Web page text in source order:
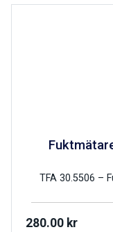
TFA 30.5506 –
280.00 kr